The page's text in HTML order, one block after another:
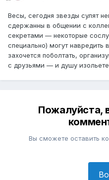
Весы, сегодня звезды сулят
сдержанны в общении с
секретами — некоторые
специально) могут навредить
захочется поболтать,
с друзьями — и душу
Пожалуйста,
Вы сможете оставить